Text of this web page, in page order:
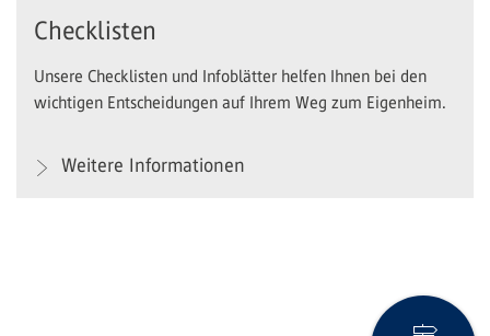
Checklisten
Unsere Checklisten und Infoblätter helfen Ihnen bei den
wichtigen Entscheidungen auf Ihrem Weg zum Eigenheim.
Weitere Informationen